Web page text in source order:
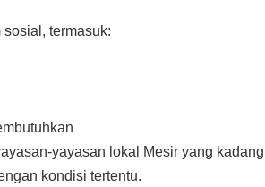
termasuk:
yayasan lokal Mesir yang
kondisi tertentu.